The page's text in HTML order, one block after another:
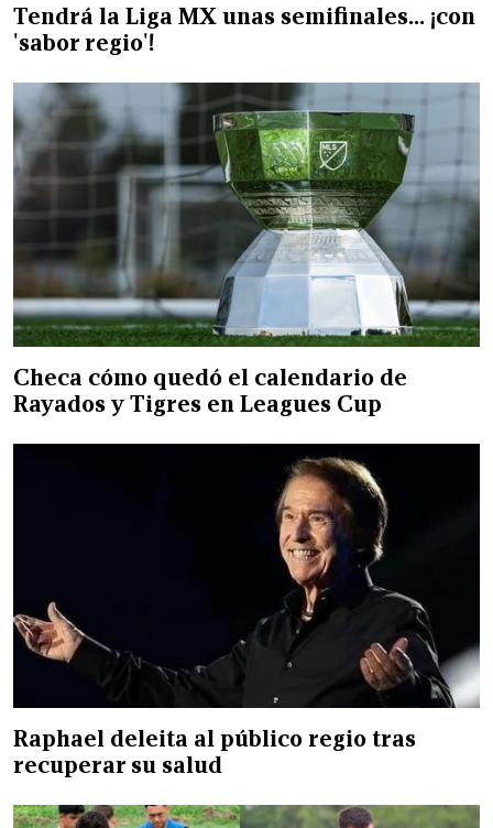
Tendrá la Liga MX unas semifinales… ¡con
'sabor regio'!
Checa cómo quedó el calendario de
Rayados y Tigres en Leagues Cup
Raphael deleita al público regio tras
recuperar su salud